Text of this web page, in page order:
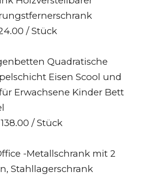
/ Stück
Quadratische
Eisen Scool und
Erwachsene Kinder Bett
/ Stück
-Metallschrank mit 2
Stahllagerschrank